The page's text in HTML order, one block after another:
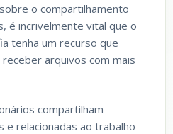
o compartilhamento
é incrivelmente vital que o
tenha um recurso que
arquivos com mais
compartilham
e relacionadas ao trabalho